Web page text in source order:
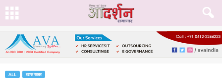
ALL खास खबर